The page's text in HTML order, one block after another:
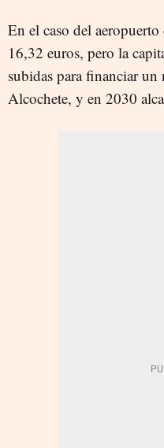
En el caso del aeropuerto
16,32 euros, pero la
subidas para financiar un
Alcochete, y en 2030